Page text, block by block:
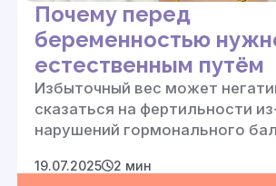
Почему перед
беременностью
естественным путём
Избыточный вес может
сказаться на фертильности
нарушений гормонального
19.07.2025 2 мин